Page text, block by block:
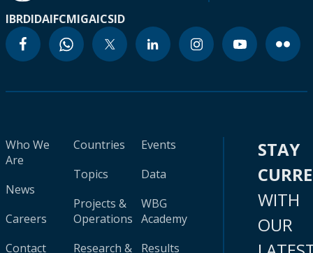
IBRDIDAIFCMIGAICSID
Who We
Are
News
Careers
Contact
Countries
Topics
Projects &
Operations
Research &
Events
Data
WBG
Academy
Results
STAY
WITH
OUR